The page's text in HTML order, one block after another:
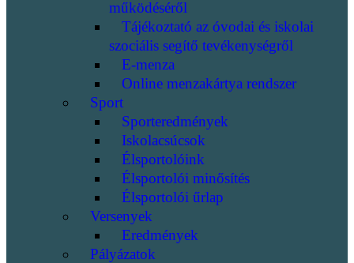
működéséről
Tájékoztató az óvodai és iskolai
szociális segítő tevékenységről
E-menza
Online menzakártya rendszer
Sport
Sporteredmények
Iskolacsúcsok
Élsportolóink
Élsportolói minősítés
Élsportolói űrlap
Versenyek
Eredmények
Pályázatok